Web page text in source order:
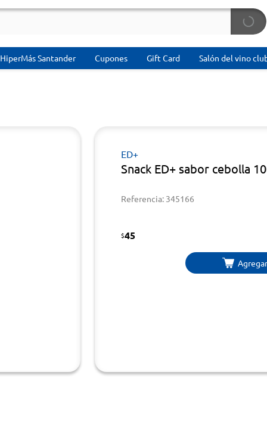
HiperMás Santander Cupones Gift Card Salón del vino
ED+
Snack ED+ sabor cebolla
Referencia: 345166
$45
Agregar